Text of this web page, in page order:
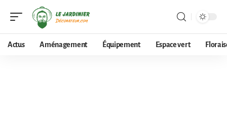
Actus Aménagement Équipement Espace vert